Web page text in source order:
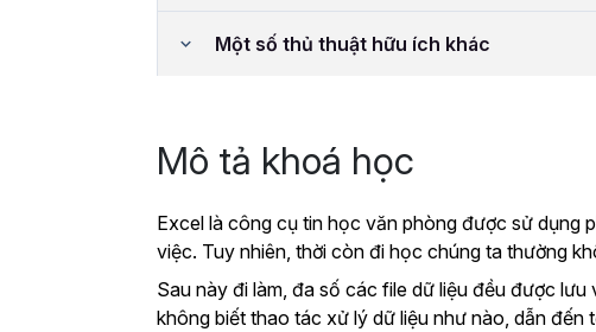
Một số thủ thuật hữu ích khác
Mô tả khoá học
Excel là công cụ tin học văn phòng được sử dụng
việc. Tuy nhiên, thời còn đi học chúng ta thường
Sau này đi làm, đa số các file dữ liệu đều được
không biết thao tác xử lý dữ liệu như nào, dẫn đến